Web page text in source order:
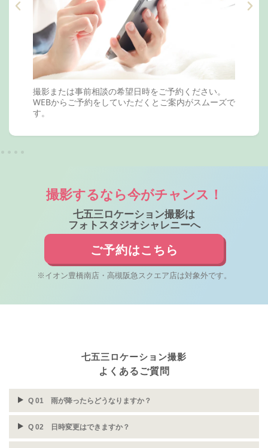
撮影または事前相談の希望日時をご予約ください。
WEBからご予約をしていただくとご案内がスムーズで
す。
撮影するなら今がチャンス！
七五三ロケーション撮影は
フォトスタジオシャレニーへ
ご予約はこちら
※イオン豊橋南店・高槻阪急スクエア店は対象外です。
七五三ロケーション撮影
よくあるご質問
Q 01 雨が降ったらどうなりますか？
Q 02 日時変更はできますか？